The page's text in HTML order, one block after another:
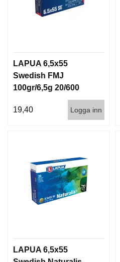
LAPUA 6,5x55
Swedish FMJ
100gr/6,5g 20/600
19,40 Logga inn
LAPUA 6,5x55